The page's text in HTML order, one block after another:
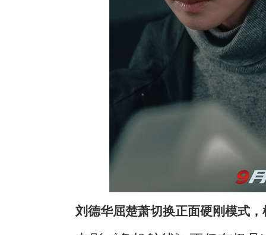
刘德华屈楚萧切换正面硬刚模式